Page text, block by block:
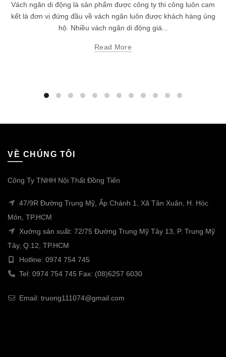
Vách ngăn di động là sản phẩm được công ty thi công luôn cam
kết là đơn vị đứng đầu về vách ngăn luôn được khách hàng ủng
hộ. Nhiều vách ngăn di động giá...
Read More
VỀ CHÚNG TÔI
Công Ty TNHH Nội Thất Đồng Tiến
47/9R Đường Trung Mỹ, Ấp Chánh 1, Xã Tân Xuân, H. Hóc
Môn, TP.HCM
Xưởng sản xuất: 72/75 Đường Trung Mỹ Tây 13, P. Trung Mỹ
Tây, Q.12, TP.HCM
Hotline: 0974 754 745
Tel: 0974 754 745 Fax: (08)6257 6030
Email: truong111074@gmail.com